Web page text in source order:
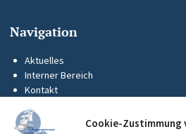
Cookie-Zustimmung
Navigation
Aktuelles
Interner Bereich
Kontakt
KUS-Flyer
Impressum